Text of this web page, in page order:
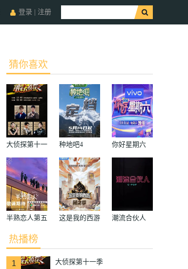
登录 注册
猜你喜欢
大侦探第十一
季
种地吧4 你好星期六
半熟恋人第五
季
这是我的西游
潮流合伙人
热播榜
1 大侦探第十一季